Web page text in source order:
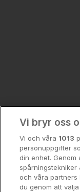
Vi bryr oss
Vi och våra 1013
personuppgifter
din enhet. Genom
spårningstekniker
och våra partners
du genom att